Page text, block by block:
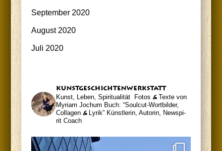
September 2020
August 2020
Juli 2020
kunst­ge­schich­ten­werk­statt
Kunst, Leben, Spiritualität Fotos &Tex­te von
Myri­am Jochum Buch: “Soul­cut-Wort­bil­der,
Col­la­gen &Lyrik”Künst­le­rin, Autorin, News­pi­
rit Coach